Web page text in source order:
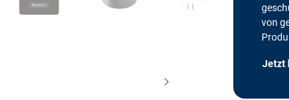
von
Jetzt